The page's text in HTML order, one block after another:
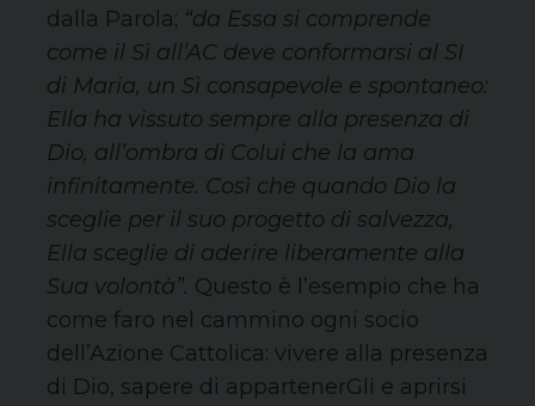
dalla Parola; “da Essa si comprende
come il Sì all’AC deve conformarsi al SI
di Maria, un Sì consapevole e spontaneo:
Ella ha vissuto sempre alla presenza di
Dio, all’ombra di Colui che la ama
infinitamente. Così che quando Dio la
sceglie per il suo progetto di salvezza,
Ella sceglie di aderire liberamente alla
Sua volontà”. Questo è l’esempio che ha
come faro nel cammino ogni socio
dell’Azione Cattolica: vivere alla presenza
di Dio, sapere di appartenerGli e aprirsi